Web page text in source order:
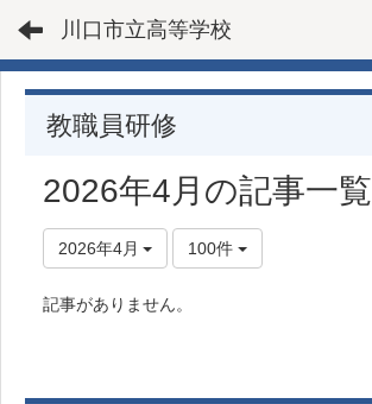
川口市立高等学校
教職員研修
2026年4月の記事一覧
2026年4月 100件
記事がありません。